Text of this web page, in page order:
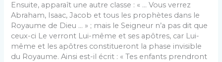
Ensuite, apparaît une autre classe : « … Vous verrez
Abraham, Isaac, Jacob et tous les prophètes dans le
Royaume de Dieu … » ; mais le Seigneur n’a pas dit que
ceux-ci Le verront Lui-même et ses apôtres, car Lui-
même et les apôtres constitueront la phase invisible
du Royaume. Ainsi est-il écrit : « Tes enfants prendront